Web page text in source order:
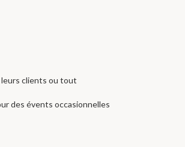
clients ou tout
des évents occasionnelles